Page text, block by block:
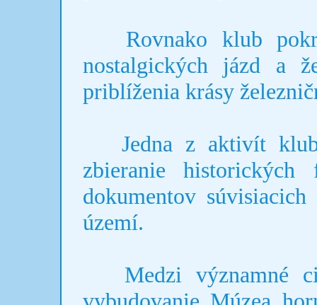
Rovnako klub
nostalgických jázd a
priblíženia krásy
Jedna z aktivít
zbieranie
dokumentov
území.
Medzi významné